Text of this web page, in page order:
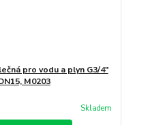
pro vodu a plyn G3/4"
M0203
Skladem